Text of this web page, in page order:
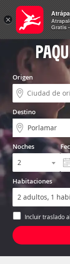
Origen
Destino
Noches
Habitaciones
Incluir traslado
×
Gratis